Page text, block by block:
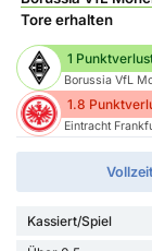
Tore erhalten
1
Borussia VfL
1.8
Eintracht
Vollzeit
Kassiert/Spiel